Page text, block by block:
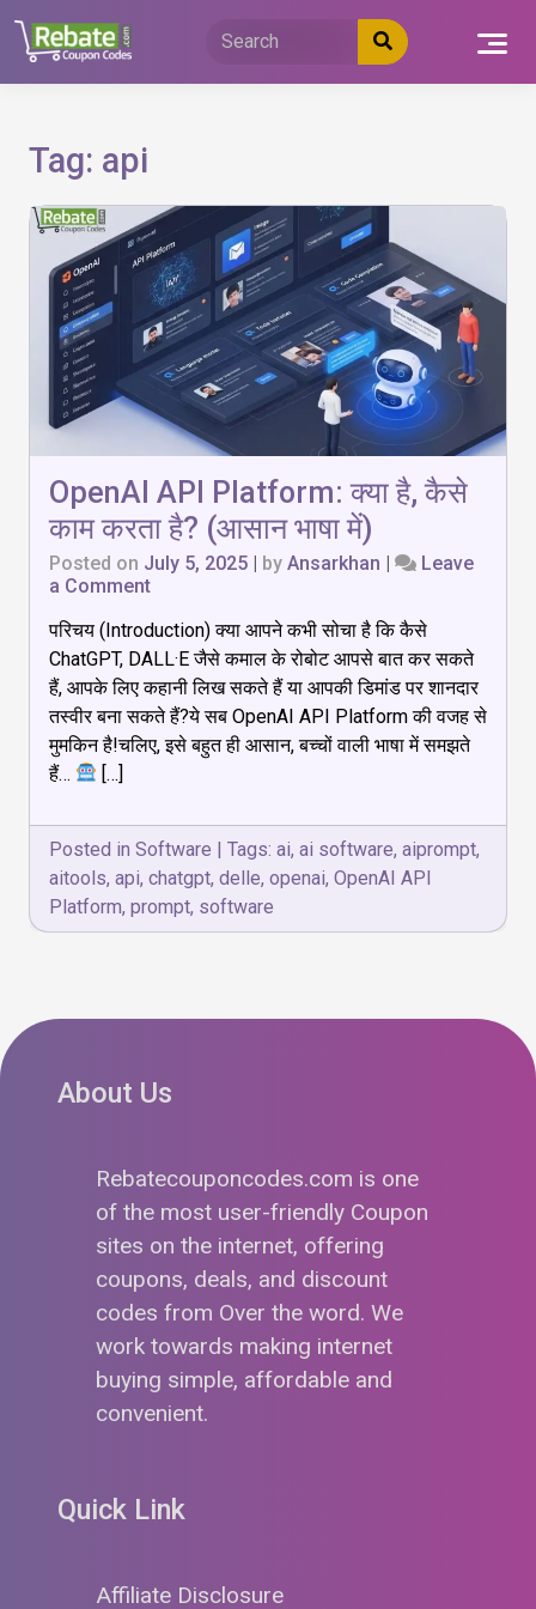
content
Tag: api
OpenAI API Platform: क्या है, कैसे
काम करता है? (आसान भाषा में)
Posted on July 5, 2025 | by Ansarkhan |
Leave
a Commenton
API
Platform:
है,
कैसे
काम
भाषा
में)
परिचय (Introduction) क्या आपने कभी सोचा है कि कैसे
ChatGPT, DALL·E जैसे कमाल के रोबोट आपसे बात कर सकते
हैं, आपके लिए कहानी लिख सकते हैं या आपकी डिमांड पर शानदार
तस्वीर बना सकते हैं?ये सब OpenAI API Platform की वजह से
मुमकिन है!चलिए, इसे बहुत ही आसान, बच्चों वाली भाषा में समझते
हैं…
[…]
Posted in Software | Tags: ai, ai software, aiprompt,
aitools, api, chatgpt, delle, openai, OpenAI API
Platform, prompt, software
About Us
Rebatecouponcodes.com is one
of the most user-friendly Coupon
sites on the internet, offering
coupons, deals, and discount
codes from Over the word. We
work towards making internet
buying simple, affordable and
convenient.
Quick Link
Affiliate Disclosure